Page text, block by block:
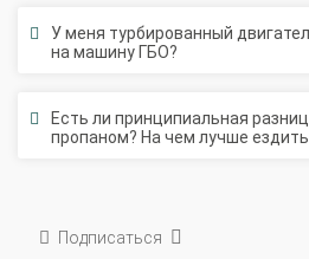
на машину ГБО?
пропаном? На чем лучше ездить?